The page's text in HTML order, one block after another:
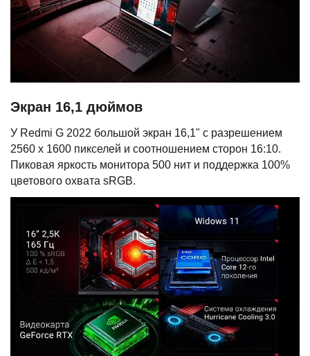
Экран 16,1 дюймов
У Redmi G 2022 большой экран 16,1" с разрешением
2560 х 1600 пикселей и соотношением сторон 16:10.
Пиковая яркость монитора 500 нит и поддержка 100%
цветового охвата sRGB.